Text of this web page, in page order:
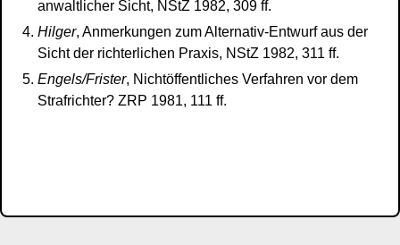
anwaltlicher Sicht, NStZ 1982, 309 ff.
Hilger, Anmerkungen zum Alternativ-Entwurf aus der
Sicht der richterlichen Praxis, NStZ 1982, 311 ff.
Engels/Frister, Nichtöffentliches Verfahren vor dem
Strafrichter? ZRP 1981, 111 ff.